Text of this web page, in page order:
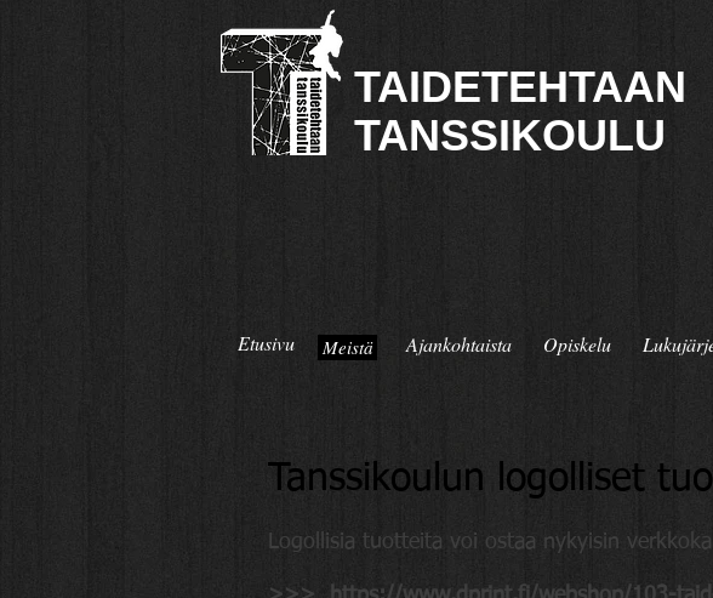
TANSSIKOULU
Etusivu Meistä Ajankohtaista Opiskelu
Tanssikoulun logolliset
Logollisia tuotteita voi ostaa nykyisin